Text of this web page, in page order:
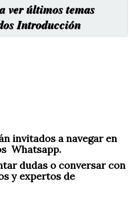
ver últimos temas
Introducción
y más
de Peceras
agua c
Avanzado de Enfermedades VIP
invitados a navegar en
Whatsapp.
dudas o conversar con
y expertos de